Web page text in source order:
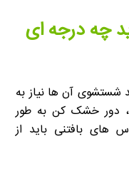
چه درجه ای
شستشوی آن ها نیاز به
دور خشک کن به طور
های بافتنی باید از